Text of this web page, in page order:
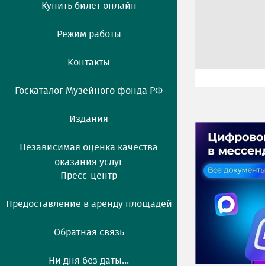
Купить билет онлайн
Режим работы
Контакты
Госкаталог Музейного фонда РФ
Издания
Независимая оценка качества
оказания услуг
Пресс-центр
Предоставление в аренду площадей
Обратная связь
Ни дня без даты...